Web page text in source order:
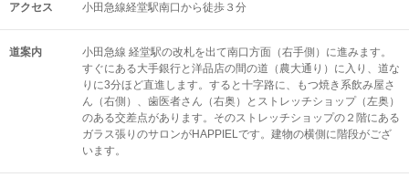
アクセス 小田急線経堂駅南口から徒歩３分
道案内
小田急線 経堂駅の改札を出て南口方面（右手側）に進みます。
すぐにある大手銀行と洋品店の間の道（農大通り）に入り、道な
りに3分ほど直進します。すると十字路に、もつ焼き系飲み屋さ
ん（右側）、歯医者さん（右奥）とストレッチショップ（左奥）
のある交差点があります。そのストレッチショップの２階にある
ガラス張りのサロンがHAPPIELです。建物の横側に階段がござ
います。